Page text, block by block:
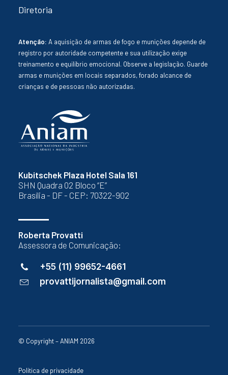
Kubitschek Plaza Hotel Sala 161
SHN Quadra 02 Bloco “E”
Brasília - DF - CEP: 70322-902
Roberta Provatti
Assessora de Comunicação:
+55 (11) 99652-4661
provattijornalista@gmail.com
Diretoria
Atenção: A aquisição de armas de fogo e munições depende de
registro por autoridade competente e sua utilização exige
treinamento e equilíbrio emocional. Observe a legislação. Guarde
armas e munições em locais separados, forado alcance de
crianças e de pessoas não autorizadas.
© Copyright – ANIAM 2026
Política de privacidade